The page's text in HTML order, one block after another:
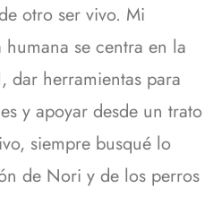
otro ser vivo. Mi
se centra en la
dar herramientas para
y apoyar desde un trato
siempre busqué lo
de Nori y de los perros